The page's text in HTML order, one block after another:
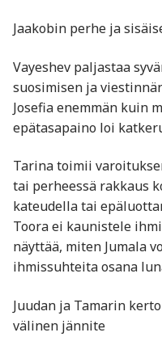
Jaakobin perhe ja
Vayeshev paljastaa
suosimisen ja
Josefia enemmän kuin
epätasapaino loi
Tarina toimii
tai perheessä rakkaus
kateudella tai
Toora ei kaunistele
näyttää, miten Jumala
ihmissuhteita osana
Juudan ja Tamarin
välinen jännite